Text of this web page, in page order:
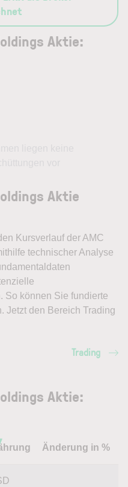
Aktie:
Aktie
Kursverlauf der AMC
technischer Analyse
So können Sie fundierte
Jetzt den Bereich Trading
Trading
Aktie:
Änderung in %